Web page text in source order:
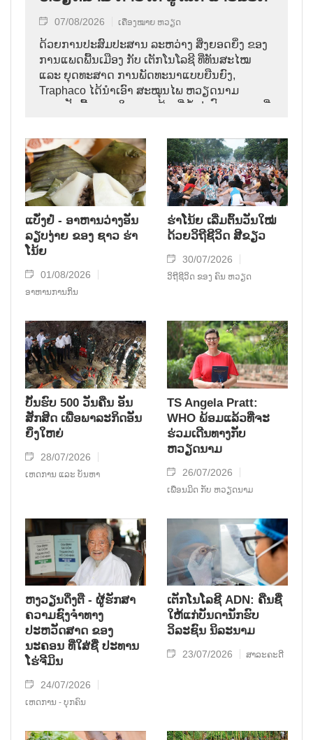
07/08/2026 ເຄື່ອງໝາຍ ຫວຽດ
ດ້ວຍການປະສົມປະສານ ລະຫວ່າງ ສິ່ງຍອດຍິ່ງ ຂອງ
ການແພດພື້ນເມືອງ ກັບ ເຕັກໂນໂລຊີ ທີ່ທັນສະໄໝ
ແລະ ຍຸດທະສາດ ການພັດທະນາແບບຍືນຍົງ,
Traphaco ໄດ້ນຳເອົາ ສະໝຸນໄພ ຫວຽດນາມ
ກາຍເປັນພື້ນຖານ ໃນການ ສ້າງຍີ່ຫໍ້ ຢາປົວພະຍາດ ທີ່
ຕະຫຼາດສາກົນ.
ແບັ໋ງຢໍ່ - ອາຫານວ່າງອັນ
ລຽບງ່າຍ ຂອງ ຊາວ ຮ່າ
ໂນ້ຍ
01/08/2026
ອາຫານການກິນ
ຮ່າໂນ້ຍ ເລີ່ມຕົ້ນວັນໃໝ່
ດ້ວຍວິຖີຊີວິດ ສີຂຽວ
30/07/2026
ວິຖີຊີວິດ ຂອງ ຄົນ ຫວຽດ
ບັ້ນຮົບ 500 ວັນຄືນ ອັນ
ສັກສິດ ເພື່ອພາລະກິດອັນ
ຍິ່ງໃຫຍ່
28/07/2026
ເຫດການ ແລະ ບັນຫາ
TS Angela Pratt:
WHO ພ້ອມແລ້ວທີ່ຈະ
ຮ່ວມເດີນທາງກັບ
ຫວຽດນາມ
26/07/2026
ເພື່ອນມິດ ກັບ ຫວຽດນາມ
ຫງວຽນດິ່ງຕື - ຜູ້ຮັກສາ
ຄວາມຊົງຈໍາທາງ
ປະຫວັດສາດ ຂອງ
ນະຄອນ ທີ່ໃສ່ຊື່ ປະທານ
ໂຮ່ຈີມິນ
24/07/2026
ເຫດການ - ບຸກຄົນ
ເຕັກໂນໂລຊີ ADN: ຄືນຊື່
ໃຫ້ແກ່ບັນດານັກຮົບ
ວິລະຊົນ ນິລະນາມ
23/07/2026 ສາລະຄະດີ